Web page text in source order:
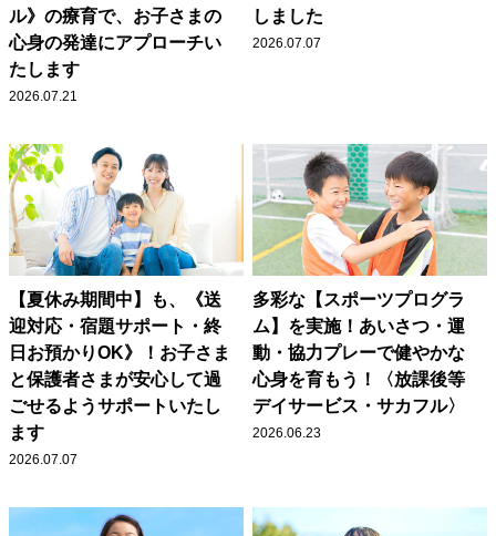
ル》の療育で、お子さまの
心身の発達にアプローチい
たします
2026.07.21
しました
2026.07.07
【夏休み期間中】も、《送
迎対応・宿題サポート・終
日お預かりOK》！お子さま
と保護者さまが安心して過
ごせるようサポートいたし
ます
2026.07.07
多彩な【スポーツプログラ
ム】を実施！あいさつ・運
動・協力プレーで健やかな
心身を育もう！〈放課後等
デイサービス・サカフル〉
2026.06.23